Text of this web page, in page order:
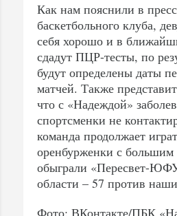
Как нам пояснили в
баскетбольного клуба,
себя хорошо и в
сдадут ПЦР-тесты, по
будут определены даты
матчей. Также
что с «Надеждой»
спортсменки не
команда продолжает
оренбурженки с
обыграли «Пересвет-
области – 57 против